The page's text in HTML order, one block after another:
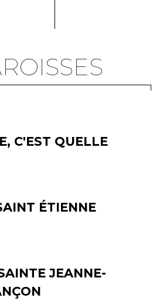
C'EST QUELLE
ÉTIENNE
JEANNE-